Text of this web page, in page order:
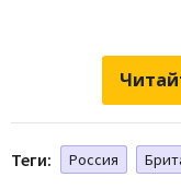
Теги: Россия